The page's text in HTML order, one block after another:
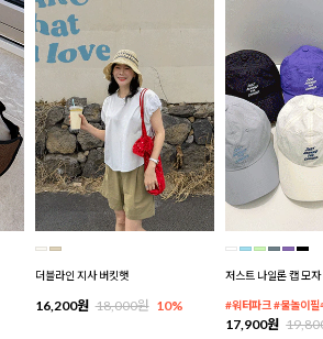
더블라인 지사 버킷햇
16,200원 18,000원 10%
저스트 나일론 캡 모자
#워터파크 #물놀이필
17,900원